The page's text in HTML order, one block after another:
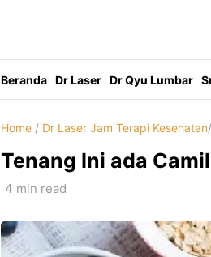
Beranda Dr Laser Dr Qyu Lumbar
Home / Dr Laser Jam Terapi Kesehatan/
Tenang Ini ada
4 min read